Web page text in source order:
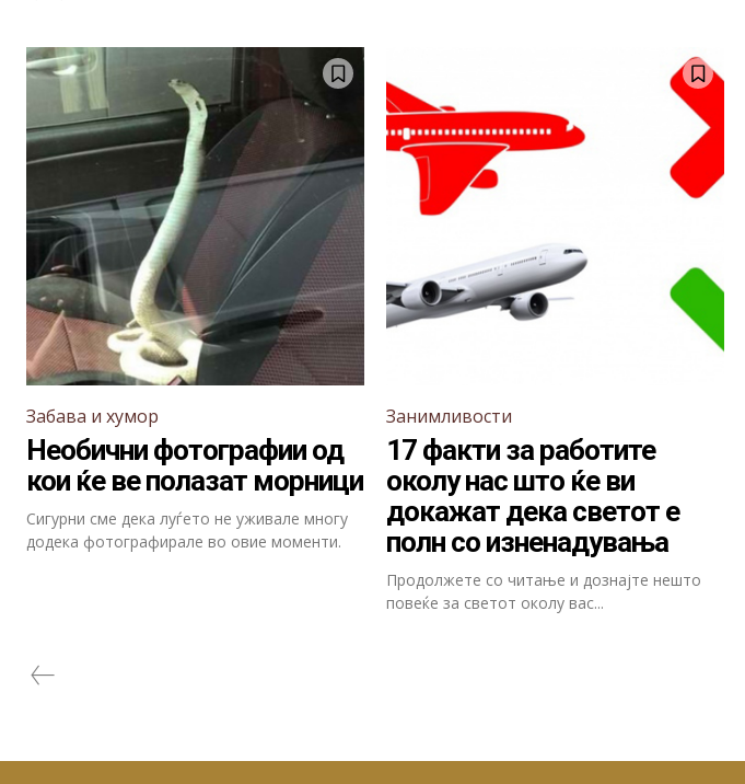
Забава и хумор
Необични фотографии од
кои ќе ве полазат морници
Сигурни сме дека луѓето не уживале многу
додека фотографирале во овие моменти.
Занимливости
17 факти за работите
околу нас што ќе ви
докажат дека светот е
полн со изненадувања
Продолжете со читање и дознајте нешто
повеќе за светот околу вас...